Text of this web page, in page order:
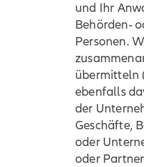
und Ihr
Behörden-
Personen.
übermitteln
ebenfalls
der
Geschäfte,
oder
oder